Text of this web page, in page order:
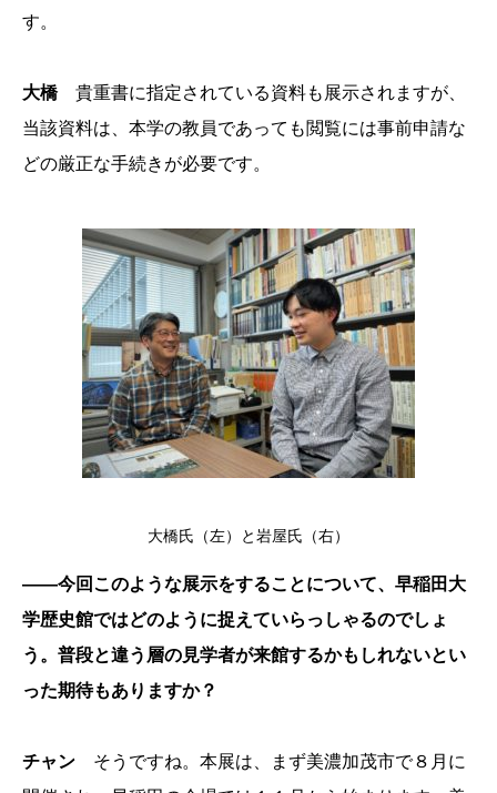
す。
大橋貴重書に指定されている資料も展示されますが、
当該資料は、本学の教員であっても閲覧には事前申請な
どの厳正な手続きが必要です。
大橋氏（左）と岩屋氏（右）
――今回このような展示をすることについて、早稲田大
学歴史館ではどのように捉えていらっしゃるのでしょ
う。普段と違う層の見学者が来館するかもしれないとい
った期待もありますか？
チャン そうですね。本展は、まず美濃加茂市で８月に